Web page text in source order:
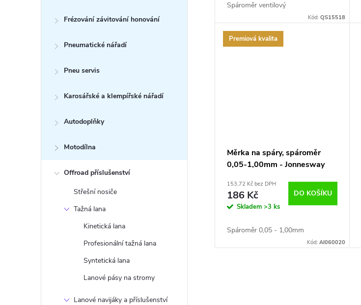
Frézování závitování honování
Pneumatické nářadí
Pneu servis
Karosářské a klempířské nářadí
Autodoplňky
Motodílna
Offroad příslušenství
Střešní nosiče
Tažná lana
Kinetická lana
Profesionální tažná lana
Syntetická lana
Lanové pásy na stromy
Lanové navijáky a příslušenství
k
u
k
Spároměr ventilový
Kód:QS15518
Premiová kvalita
Měrka na spáry, spároměr
0,05-1,00mm - Jonnesway
153,72 Kč bez DPH
186 Kč
Skladem >3 ks
DO KOŠÍKU
Spároměr 0,05 - 1,00mm
Kód:AI060020